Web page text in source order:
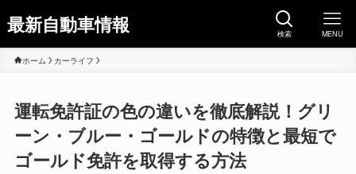
最新自動車情報 検索 MENU
ホーム カーライフ
運転免許証の色の違いを徹底解説！グリ
ーン・ブルー・ゴールドの特徴と最短で
ゴールド免許を取得する方法